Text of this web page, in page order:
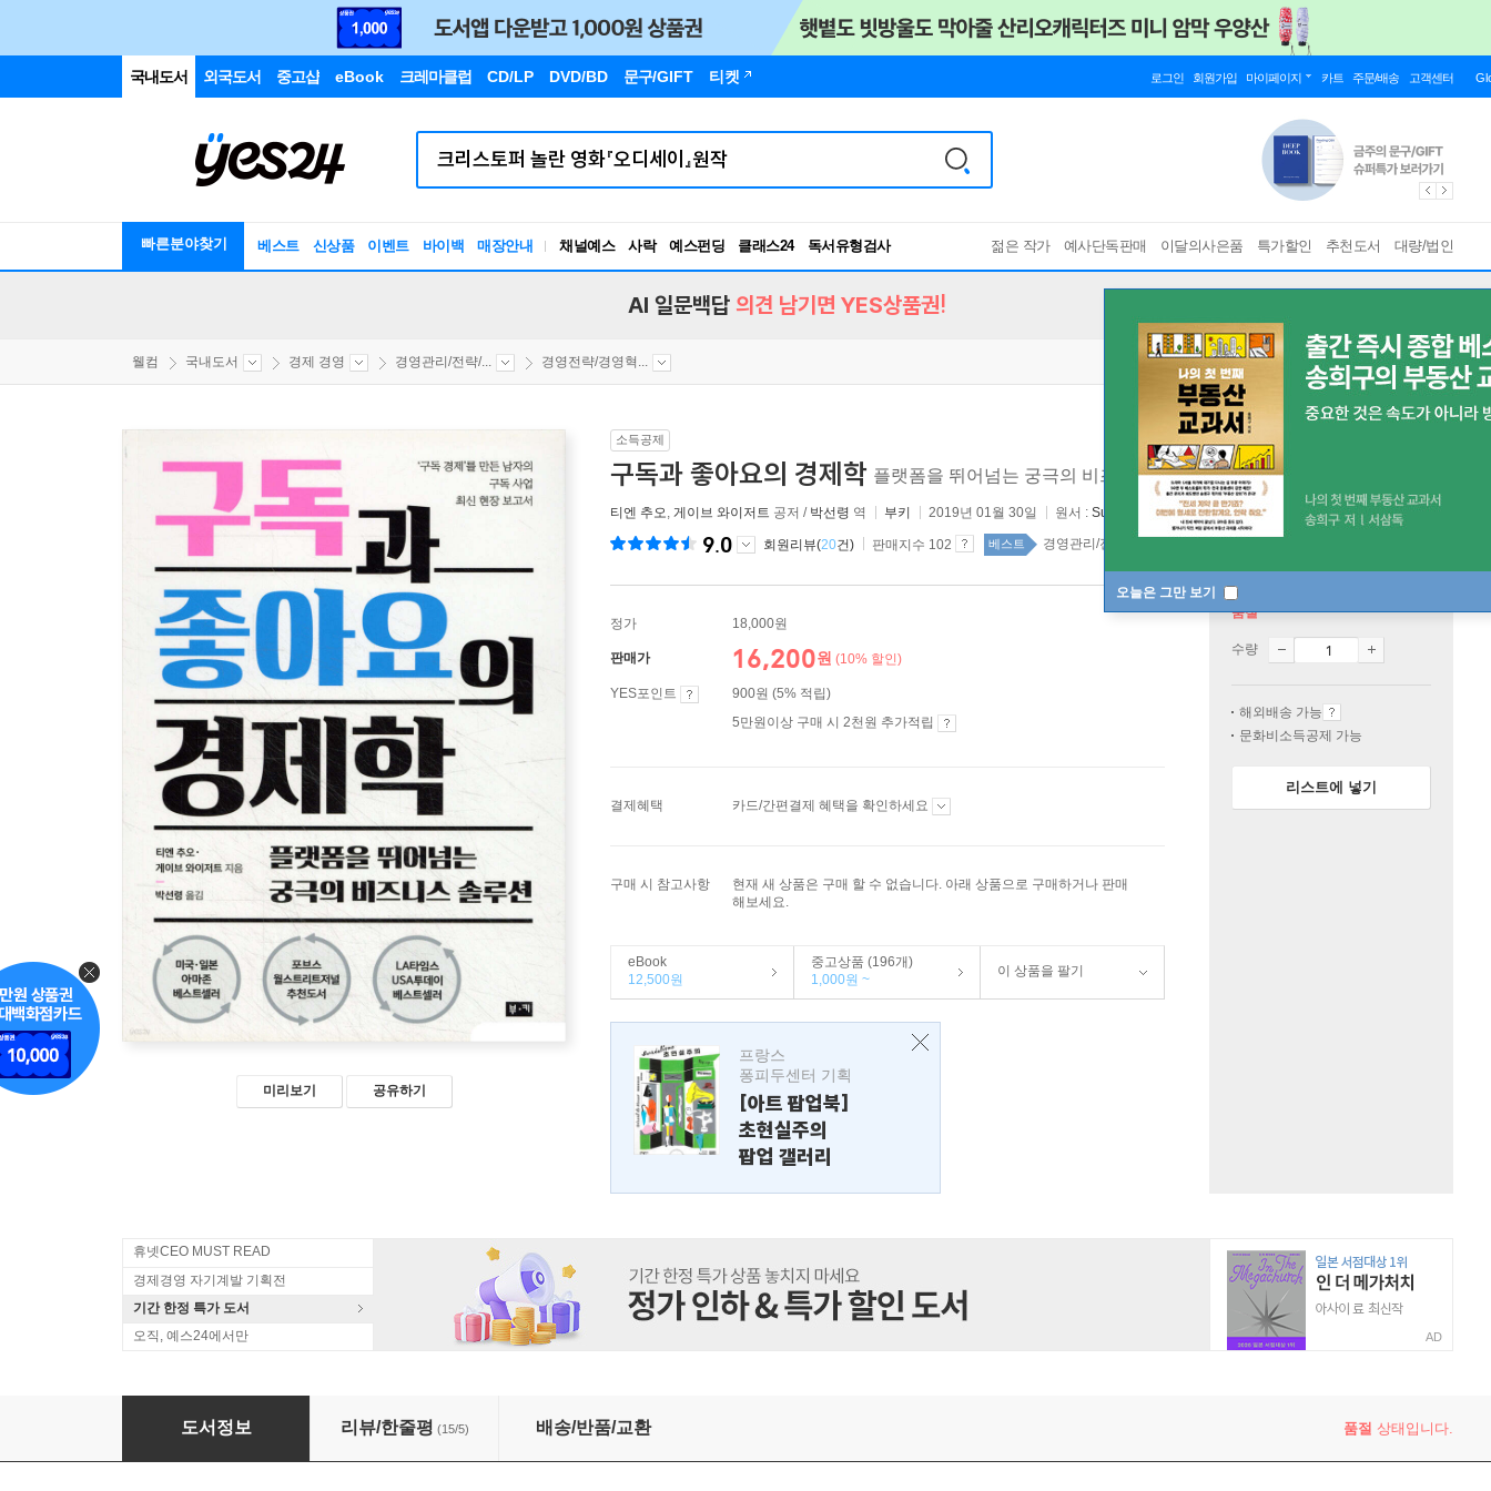
국내도서 외국도서 중고샵 eBook 크레마클럽 CD/LP DVD/BD 문구/GIFT 티켓 로그인 회원가입 마이페이지 카트 주문/배송 고객센터
빠른분야찾기 베스트 신상품 이벤트 바이백 매장안내 채널예스 사락 예스펀딩 클래스24
RBTI Lab
독서유형검사
젊은 작가 예사단독판매 이달의사은품 특가할인 추천도서 대량/법인
오늘은 그만 보기
AI 일문백답 의견 남기면 YES상품권!
웰컴 국내도서 경제 경영 경영관리/전략/... 경영전략/경영혁...
미리보기 공유하기
소득공제
구독과 좋아요의 경제학 플랫폼을 뛰어넘는 궁극의 비즈니스 솔루션
티엔 추오, 게이브 와이저트 공저 / 박선령 역 부키 2019년 01월 30일 원서 : Subscribed
9.0 회원리뷰(20건) 판매지수 102 베스트 경영관리/전략/경영학 top100 17주
정가 18,000원
판매가 16,200원 (10% 할인)
YES포인트
900원 (5% 적립)
5만원이상 구매 시 2천원 추가적립
결제혜택 카드/간편결제 혜택을 확인하세요
구매 시 참고사항
현재 새 상품은 구매 할 수 없습니다. 아래 상품으로 구매하거나 판매
해보세요.
eBook
12,500원
중고상품 (196개)
1,000원 ~
이 상품을 팔기
프랑스
퐁피두센터 기획
[아트 팝업북]
초현실주의
팝업 갤러리
품절
수량
해외배송 가능
문화비소득공제 가능
리스트에 넣기
휴넷CEO MUST READ
경제경영 자기계발 기획전
기간 한정 특가 도서
오직, 예스24에서만
AD
구독과 좋아요의 경제학
도서정보 리뷰/한줄평 (15/5) 배송/반품/교환 품절 상태입니다.